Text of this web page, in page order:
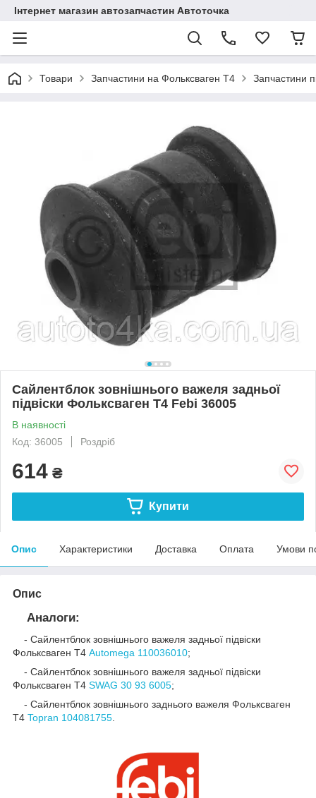
Інтернет магазин автозапчастин Автоточка
Товари Запчастини на Фольксваген Т4 Запчастини
Сайлентблок зовнішнього важеля задньої
підвіски Фольксваген Т4 Febi 36005
В наявності
Код: 36005
Роздріб
614 ₴
Купити
Опис Характеристики Доставка Оплата Умови
Опис
Аналоги:
- Сайлентблок зовнішнього важеля задньої підвіски
Фольксваген Т4 Automega 110036010;
- Сайлентблок зовнішнього важеля задньої підвіски
Фольксваген Т4 SWAG 30 93 6005;
- Сайлентблок зовнішнього заднього важеля Фольксваген
Т4 Topran 104081755